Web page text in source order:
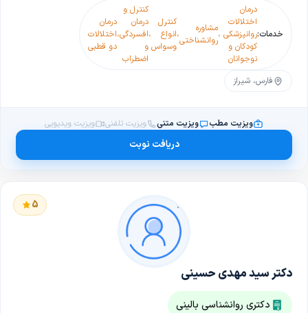
خدمات:
درمان
اختلالات
روانپزشکی
کودکان و
نوجوانان
،مشاوره
روانشناختی،
کنترل
انواع
وسواس
،
کنترل و
درمان
افسردگی
و
اضطراب
،
درمان
اختلالات
دو قطبی
فارس، شیراز
ویزیت مطب ویزیت متنی ویزیت تلفنی ویزیت ویدیویی
دریافت نوبت
5
دکتر سید مهدی حسینی
دکتری روانشناسی بالینی